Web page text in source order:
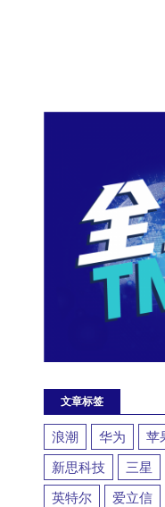
文章标签
浪潮 华为 苹
新思科技
三星
英特尔
爱立信